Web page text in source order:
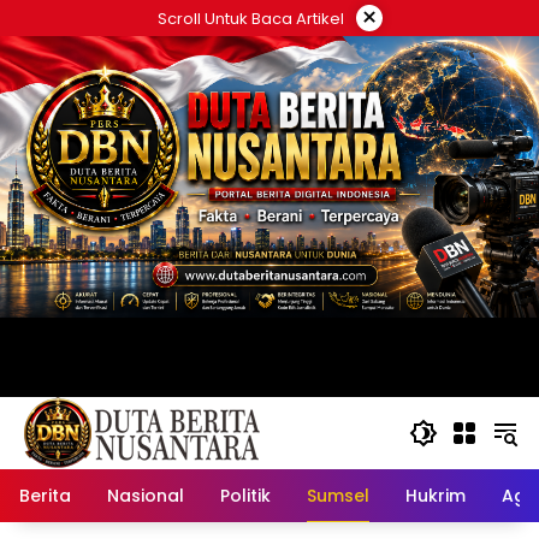
ke
konten
Scroll Untuk Baca Artikel ×
Berita Nasional Politik Sumsel Hukrim